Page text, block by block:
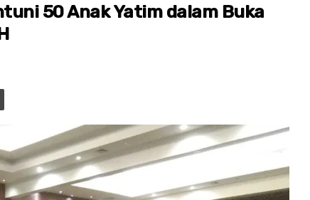
50 Anak Yatim dalam Buka